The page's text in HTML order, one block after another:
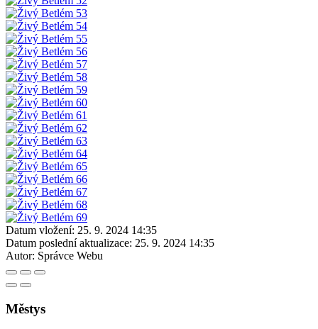
Datum vložení: 25. 9. 2024 14:35
Datum poslední aktualizace: 25. 9. 2024 14:35
Autor: Správce Webu
Městys